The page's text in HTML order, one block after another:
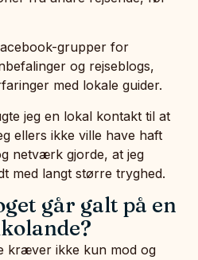
grupper for
og rejseblogs,
med lokale guider.
jeg en lokal kontakt til at
ellers ikke ville have haft
netværk gjorde, at jeg
med langt større tryghed.
går galt på en
kræver ikke kun mod og